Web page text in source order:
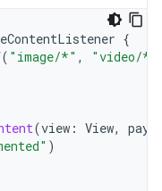
{
( "image/*" , "video/*"
(view : View,
)